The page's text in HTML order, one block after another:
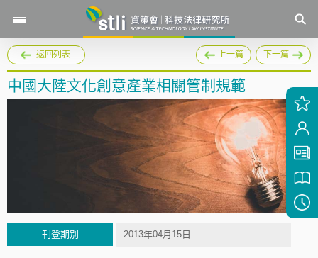
返回列表 上一篇 下一篇
中國大陸文化創意產業相關管制規範
刊登期別 2013年04月15日